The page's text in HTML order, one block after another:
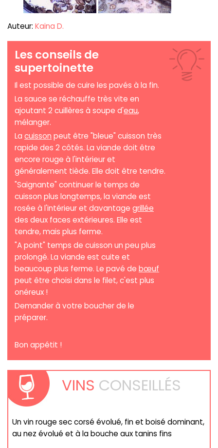
Auteur: Kaina D.
Les conseils de
supertoinette
Il est possible de cuire les pavés à la fin.
La sauce se réchauffe très vite en
ajoutant 2 cuillères à soupe d'eau,
mélanger.
La cuisson peut être "bleue" cuisson très
rapide des 2 côtés. La viande doit être
encore rouge à l'intérieur et
généralement tiède. Elle doit être tendre.
"Saignante" continuer le temps de
cuisson plus longtemps, la viande est
rosée à l'intérieur et davantage grillée
des deux faces extérieures. Elle est
tendre, mais plus ferme.
"A point" temps de cuisson un peu plus
prolongé. La viande est cuite et
beaucoup plus ferme. Le pavé de bœuf
peut être choisi dans le filet, c'est plus
onéreux !
Demander à votre boucher de le
préparer.
Bon appétit !
VINS CONSEILLÉS
Un vin rouge sec corsé évolué, fin et boisé dominant,
au nez évolué et à la bouche aux tanins fins